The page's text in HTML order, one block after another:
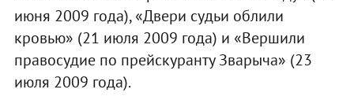
июня 2009 года), «Двери судьи облили
кровью» (21 июля 2009 года) и «Вершили
правосудие по прейскуранту Зварыча» (23
июля 2009 года).